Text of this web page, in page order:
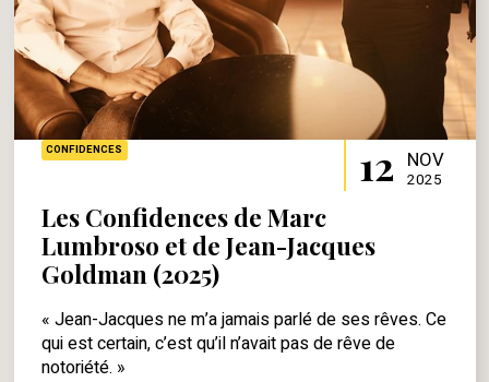
CONFIDENCES 12 NOV
2025
Les Confidences de Marc
Lumbroso et de Jean-Jacques
Goldman (2025)
« Jean-Jacques ne m’a jamais parlé de ses rêves. Ce
qui est certain, c’est qu’il n’avait pas de rêve de
notoriété. »